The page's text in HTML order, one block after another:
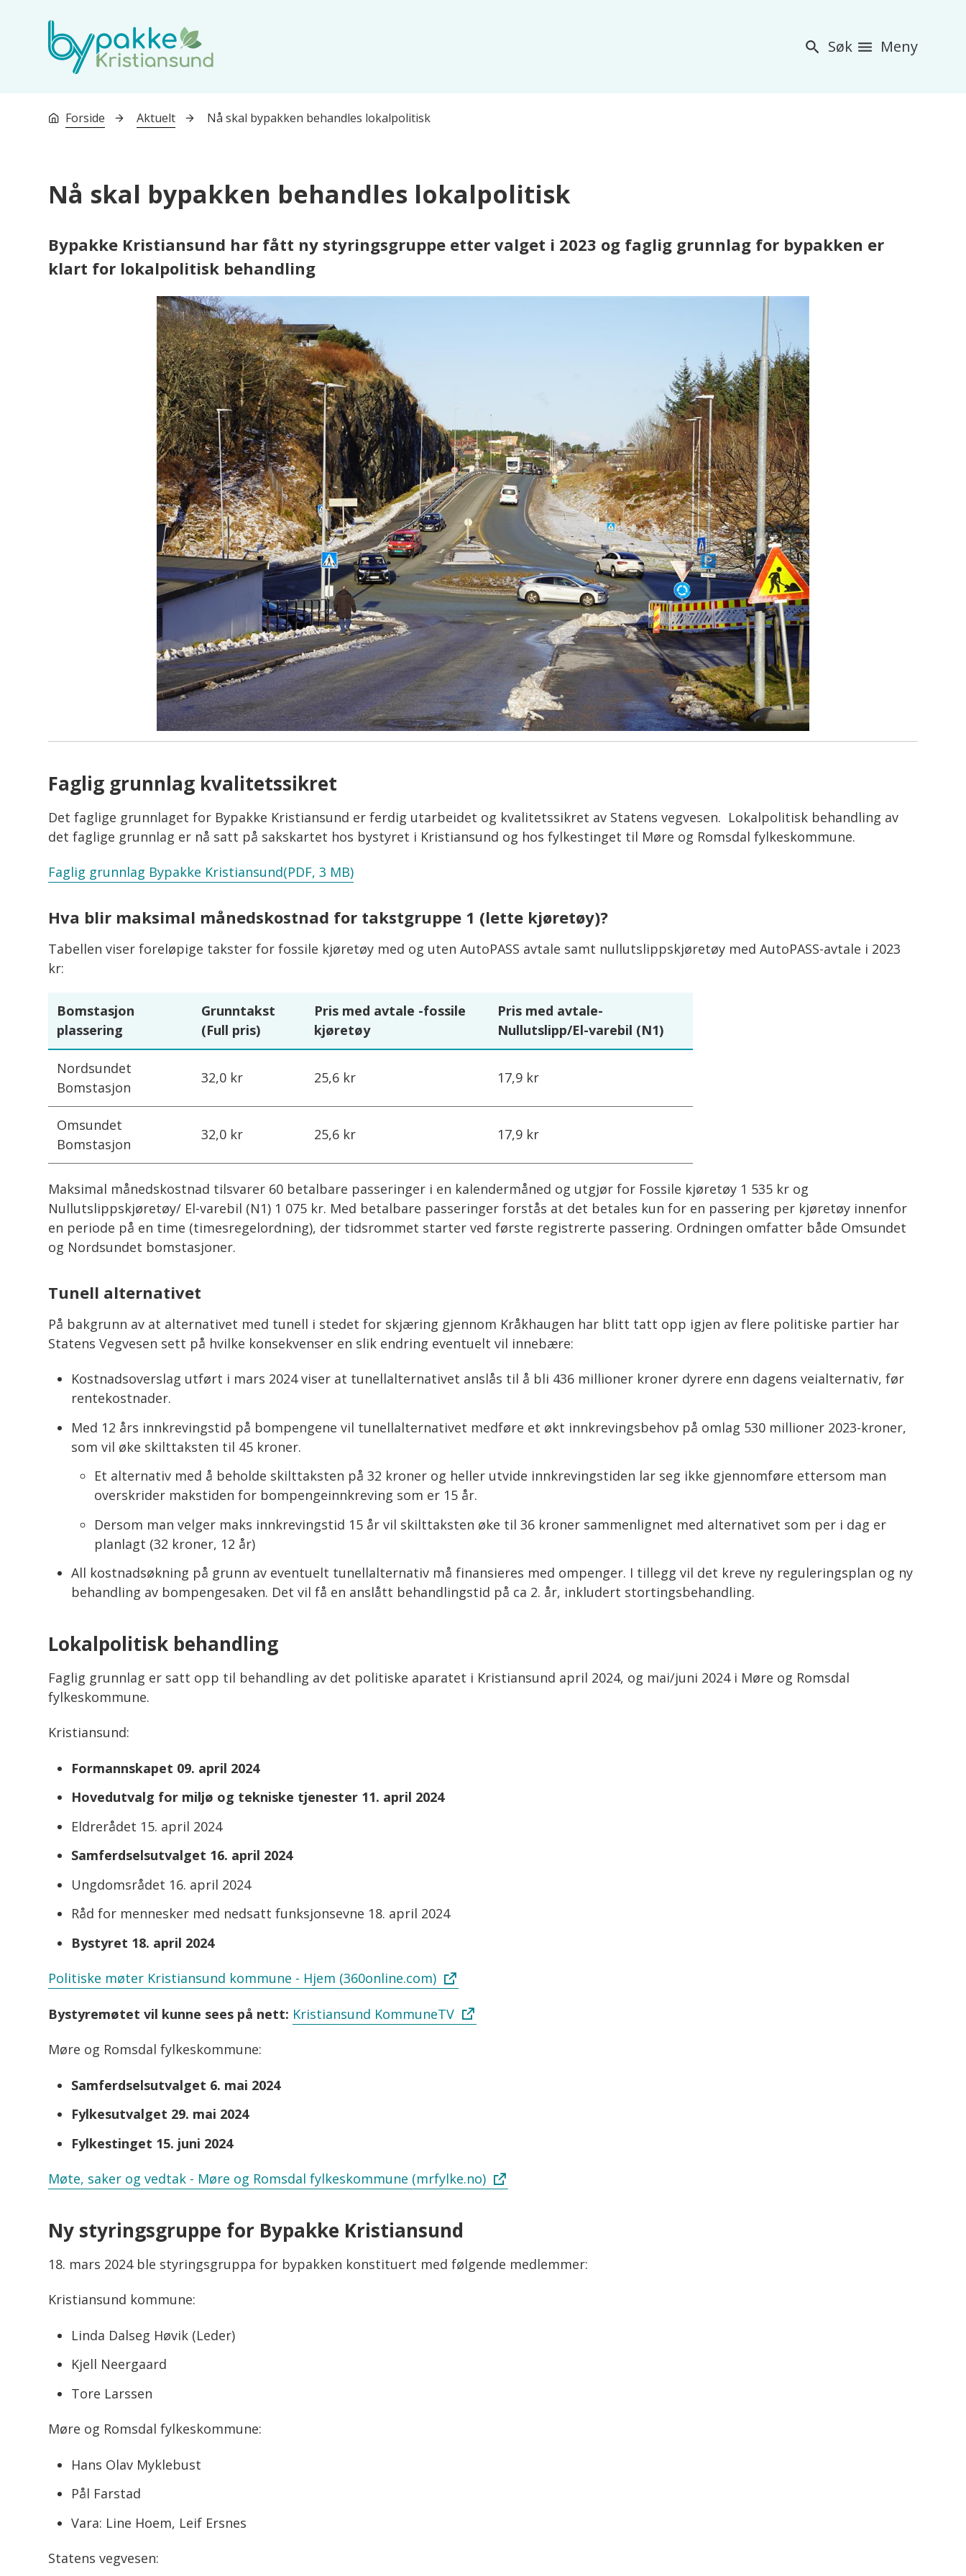
Bypakke Kristiansund
Søk Meny
Du er her:
Forside Aktuelt Nå skal bypakken behandles lokalpolitisk
Nå skal bypakken behandles lokalpolitisk
Bypakke Kristiansund har fått ny styringsgruppe etter valget i 2023 og faglig grunnlag for bypakken er
klart for lokalpolitisk behandling
Faglig grunnlag kvalitetssikret
Det faglige grunnlaget for Bypakke Kristiansund er ferdig utarbeidet og kvalitetssikret av Statens vegvesen. Lokalpolitisk behandling av
det faglige grunnlag er nå satt på sakskartet hos bystyret i Kristiansund og hos fylkestinget til Møre og Romsdal fylkeskommune.
Faglig grunnlag Bypakke Kristiansund(PDF, 3 MB)
Hva blir maksimal månedskostnad for takstgruppe 1 (lette kjøretøy)?
Tabellen viser foreløpige takster for fossile kjøretøy med og uten AutoPASS avtale samt nullutslippskjøretøy med AutoPASS-avtale i 2023
kr:
Bomstasjon
plassering
Grunntakst
(Full pris)
Pris med avtale -fossile
kjøretøy
Pris med avtale-
Nullutslipp/El-varebil (N1)
Nordsundet
Bomstasjon
32,0 kr 25,6 kr 17,9 kr
Omsundet
Bomstasjon
32,0 kr 25,6 kr 17,9 kr
Maksimal månedskostnad tilsvarer 60 betalbare passeringer i en kalendermåned og utgjør for Fossile kjøretøy 1 535 kr og
Nullutslippskjøretøy/ El-varebil (N1) 1 075 kr. Med betalbare passeringer forstås at det betales kun for en passering per kjøretøy innenfor
en periode på en time (timesregelordning), der tidsrommet starter ved første registrerte passering. Ordningen omfatter både Omsundet
og Nordsundet bomstasjoner.
Tunell alternativet
På bakgrunn av at alternativet med tunell i stedet for skjæring gjennom Kråkhaugen har blitt tatt opp igjen av flere politiske partier har
Statens Vegvesen sett på hvilke konsekvenser en slik endring eventuelt vil innebære:
Kostnadsoverslag utført i mars 2024 viser at tunellalternativet anslås til å bli 436 millioner kroner dyrere enn dagens veialternativ, før
rentekostnader.
Med 12 års innkrevingstid på bompengene vil tunellalternativet medføre et økt innkrevingsbehov på omlag 530 millioner 2023-kroner,
som vil øke skilttaksten til 45 kroner.
Et alternativ med å beholde skilttaksten på 32 kroner og heller utvide innkrevingstiden lar seg ikke gjennomføre ettersom man
overskrider makstiden for bompengeinnkreving som er 15 år.
Dersom man velger maks innkrevingstid 15 år vil skilttaksten øke til 36 kroner sammenlignet med alternativet som per i dag er
planlagt (32 kroner, 12 år)
All kostnadsøkning på grunn av eventuelt tunellalternativ må finansieres med ompenger. I tillegg vil det kreve ny reguleringsplan og ny
behandling av bompengesaken. Det vil få en anslått behandlingstid på ca 2. år, inkludert stortingsbehandling.
Lokalpolitisk behandling
Faglig grunnlag er satt opp til behandling av det politiske aparatet i Kristiansund april 2024, og mai/juni 2024 i Møre og Romsdal
fylkeskommune.
Kristiansund:
Formannskapet 09. april 2024
Hovedutvalg for miljø og tekniske tjenester 11. april 2024
Eldrerådet 15. april 2024
Samferdselsutvalget 16. april 2024
Ungdomsrådet 16. april 2024
Råd for mennesker med nedsatt funksjonsevne 18. april 2024
Bystyret 18. april 2024
Politiske møter Kristiansund kommune - Hjem (360online.com)
Bystyremøtet vil kunne sees på nett: Kristiansund KommuneTV
Møre og Romsdal fylkeskommune:
Samferdselsutvalget 6. mai 2024
Fylkesutvalget 29. mai 2024
Fylkestinget 15. juni 2024
Møte, saker og vedtak - Møre og Romsdal fylkeskommune (mrfylke.no)
Ny styringsgruppe for Bypakke Kristiansund
18. mars 2024 ble styringsgruppa for bypakken konstituert med følgende medlemmer:
Kristiansund kommune:
Linda Dalseg Høvik (Leder)
Kjell Neergaard
Tore Larssen
Møre og Romsdal fylkeskommune:
Hans Olav Myklebust
Pål Farstad
Vara: Line Hoem, Leif Ersnes
Statens vegvesen: